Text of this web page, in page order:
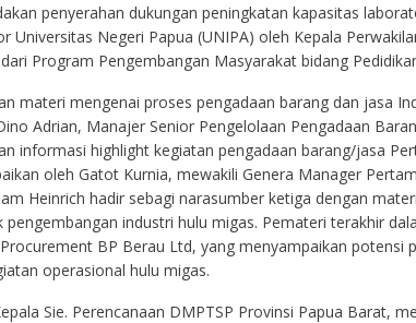
penyerahan dukungan peningkatan kapasitas
Universitas Negeri Papua (UNIPA) oleh Kepala
Program Pengembangan Masyarakat bidang
materi mengenai proses pengadaan barang dan jasa
Adrian, Manajer Senior Pengelolaan Pengadaan
informasi highlight kegiatan pengadaan barang/jasa
oleh Gatot Kurnia, mewakili Genera Manager
Heinrich hadir sebagi narasumber ketiga dengan
pengembangan industri hulu migas. Pemateri terakhir
BP Berau Ltd, yang menyampaikan potensi
operasional hulu migas.
Sie. Perencanaan DMPTSP Provinsi Papua Barat,